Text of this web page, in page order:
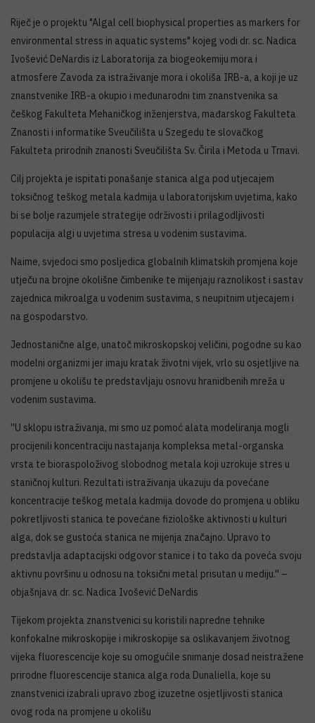
Riječ je o projektu "Algal cell biophysical properties as markers for
environmental stress in aquatic systems" kojeg vodi dr. sc. Nadica
Ivošević DeNardis iz Laboratorija za biogeokemiju mora i
atmosfere Zavoda za istraživanje mora i okoliša IRB-a, a koji je uz
znanstvenike IRB-a okupio i međunarodni tim znanstvenika sa
češkog Fakulteta Mehaničkog inženjerstva, mađarskog Fakulteta
Znanosti i informatike Sveučilišta u Szegedu te slovačkog
Fakulteta prirodnih znanosti Sveučilišta Sv. Čirila i Metoda u Trnavi.
Cilj projekta je ispitati ponašanje stanica alga pod utjecajem
toksičnog teškog metala kadmija u laboratorijskim uvjetima, kako
bi se bolje razumjele strategije održivosti i prilagodljivosti
populacija algi u uvjetima stresa u vodenim sustavima.
Naime, svjedoci smo posljedica globalnih klimatskih promjena koje
utječu na brojne okolišne čimbenike te mijenjaju raznolikost i sastav
zajednica mikroalga u vodenim sustavima, s neupitnim utjecajem i
na gospodarstvo.
Jednostanične alge, unatoč mikroskopskoj veličini, pogodne su kao
modelni organizmi jer imaju kratak životni vijek, vrlo su osjetljive na
promjene u okolišu te predstavljaju osnovu hranidbenih mreža u
vodenim sustavima.
''U sklopu istraživanja, mi smo uz pomoć alata modeliranja mogli
procijenili koncentraciju nastajanja kompleksa metal-organska
vrsta te bioraspoloživog slobodnog metala koji uzrokuje stres u
staničnoj kulturi. Rezultati istraživanja ukazuju da povećane
koncentracije teškog metala kadmija dovode do promjena u obliku
pokretljivosti stanica te povećane fiziološke aktivnosti u kulturi
alga, dok se gustoća stanica ne mijenja značajno. Upravo to
predstavlja adaptacijski odgovor stanice i to tako da poveća svoju
aktivnu površinu u odnosu na toksični metal prisutan u mediju.'' –
objašnjava dr. sc. Nadica Ivošević DeNardis
Tijekom projekta znanstvenici su koristili napredne tehnike
konfokalne mikroskopije i mikroskopije sa oslikavanjem životnog
vijeka fluorescencije koje su omogućile snimanje dosad neistražene
prirodne fluorescencije stanica alga roda Dunaliella, koje su
znanstvenici izabrali upravo zbog izuzetne osjetljivosti stanica
ovog roda na promjene u okolišu